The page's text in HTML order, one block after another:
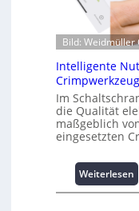
i
o
n
z
u
L
a
s
t
s
p
i
Bild: Weidmüller
Intelligente
Im
die Qualität
maßgeblich
eingesetzten
Weiterlesen:
I